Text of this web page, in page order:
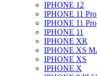
IPHONE 12
IPHONE 11
IPHONE 11 Pro
IPHONE 11
IPHONE XR
IPHONE XS
IPHONE XS
IPHONE X